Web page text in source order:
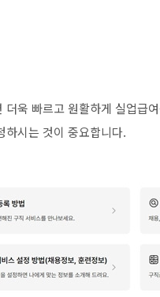
욱 빠르고 원활하게 실업급
하시는 것이 중요합니다.